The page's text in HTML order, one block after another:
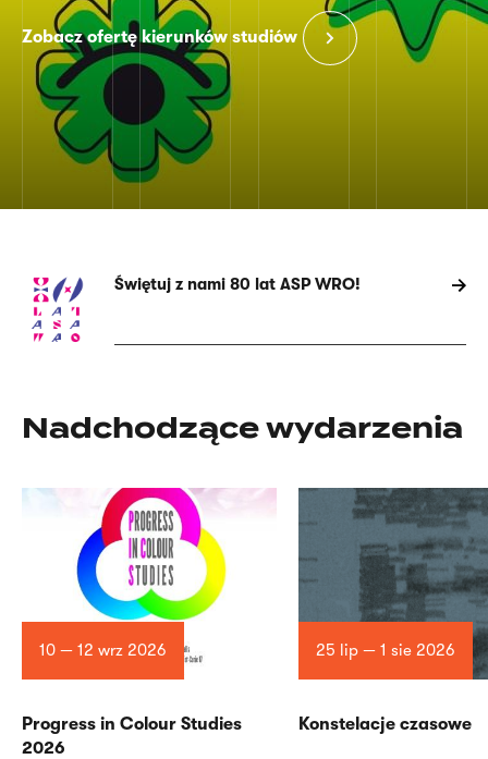
Zobacz ofertę kierunków studiów
Strona
główna
Świętuj z nami 80 lat ASP WRO!
Nadchodzące wydarzenia
10 — 12 wrz 2026
Progress in Colour Studies
2026
25 lip — 1 sie 2026
Konstelacje czasowe